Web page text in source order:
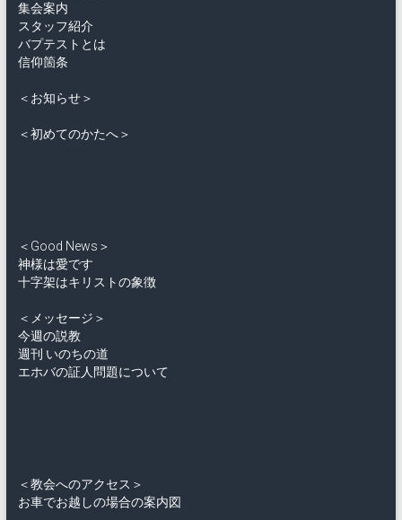
集会案内
スタッフ紹介
バプテストとは
信仰箇条
＜お知らせ＞
＜初めてのかたへ＞
＜Good News＞
神様は愛です
十字架はキリストの象徴
＜メッセージ＞
今週の説教
週刊 いのちの道
エホバの証人問題について
＜教会へのアクセス＞
お車でお越しの場合の案内図